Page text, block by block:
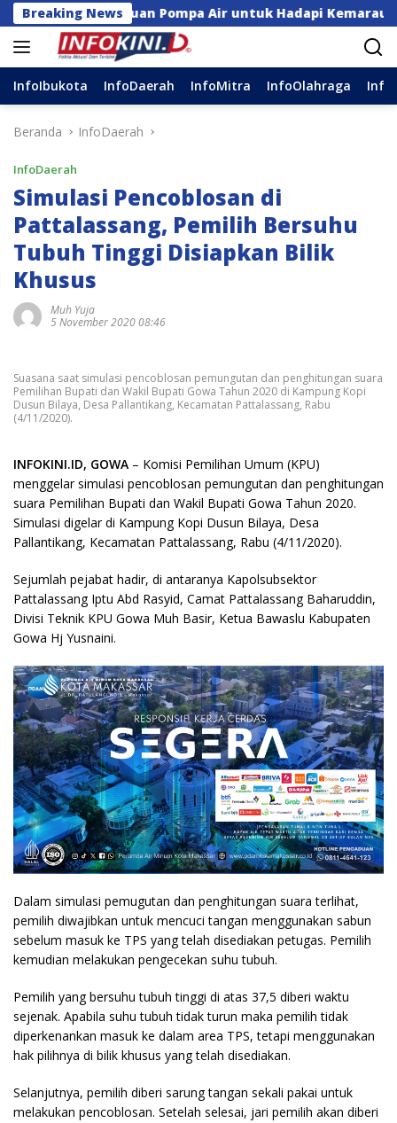
Langsung
ke
konten
Breaking News
Bantuan Pompa Air untuk Hadapi Kemarau di Sulsel
InfoIbukota InfoDaerah InfoMitra InfoOlahraga
Beranda InfoDaerah
InfoDaerah
Simulasi Pencoblosan di
Pattalassang, Pemilih Bersuhu
Tubuh Tinggi Disiapkan Bilik
Khusus
Muh Yuja
5 November 2020 08:46
Suasana saat simulasi pencoblosan pemungutan dan penghitungan suara
Pemilihan Bupati dan Wakil Bupati Gowa Tahun 2020 di Kampung Kopi
Dusun Bilaya, Desa Pallantikang, Kecamatan Pattalassang, Rabu
(4/11/2020).
INFOKINI.ID, GOWA – Komisi Pemilihan Umum (KPU)
menggelar simulasi pencoblosan pemungutan dan penghitungan
suara Pemilihan Bupati dan Wakil Bupati Gowa Tahun 2020.
Simulasi digelar di Kampung Kopi Dusun Bilaya, Desa
Pallantikang, Kecamatan Pattalassang, Rabu (4/11/2020).
Sejumlah pejabat hadir, di antaranya Kapolsubsektor
Pattalassang Iptu Abd Rasyid, Camat Pattalassang Baharuddin,
Divisi Teknik KPU Gowa Muh Basir, Ketua Bawaslu Kabupaten
Gowa Hj Yusnaini.
Dalam simulasi pemugutan dan penghitungan suara terlihat,
pemilih diwajibkan untuk mencuci tangan menggunakan sabun
sebelum masuk ke TPS yang telah disediakan petugas. Pemilih
kemudian melakukan pengecekan suhu tubuh.
Pemilih yang bersuhu tubuh tinggi di atas 37,5 diberi waktu
sejenak. Apabila suhu tubuh tidak turun maka pemilih tidak
diperkenankan masuk ke dalam area TPS, tetapi menggunakan
hak pilihnya di bilik khusus yang telah disediakan.
Selanjutnya, pemilih diberi sarung tangan sekali pakai untuk
melakukan pencoblosan. Setelah selesai, jari pemilih akan diberi